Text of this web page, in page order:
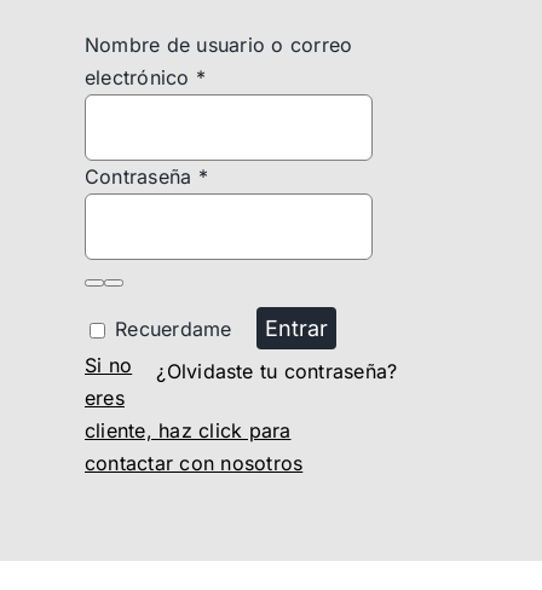
Nombre de usuario o correo
electrónico *
Contraseña *
Recuerdame Entrar
¿Olvidaste tu contraseña?
Si no
eres
cliente, haz click para
contactar con nosotros